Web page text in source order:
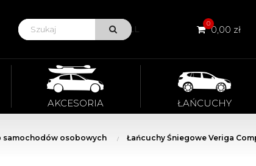
VIEW ALL 00,00 zł
AKCESORIA ŁAŃCUCHY
samochodów osobowych Łańcuchy Śniegowe Veriga